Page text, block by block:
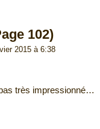
102)
2015 à 6:38
très impressionné…